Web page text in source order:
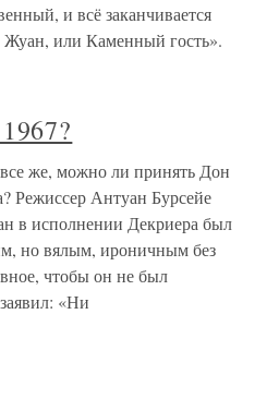
и всё заканчивается
или Каменный гость».
же, можно ли принять Дон
Режиссер Антуан Бурсейе
в исполнении Декриера был
но вялым, ироничным без
чтобы он не был
«Ни